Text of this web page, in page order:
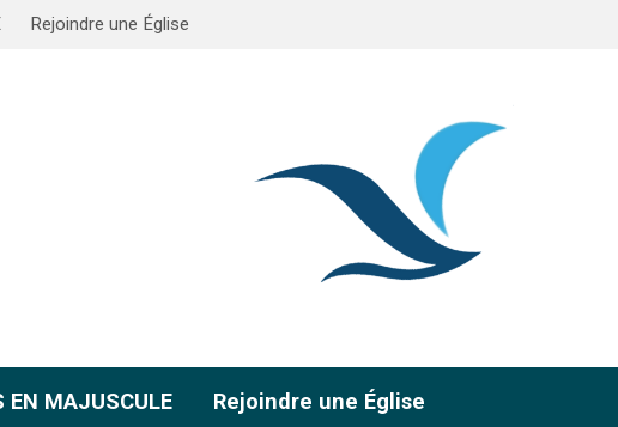
Rejoindre une Église
EN MAJUSCULE Rejoindre une Église